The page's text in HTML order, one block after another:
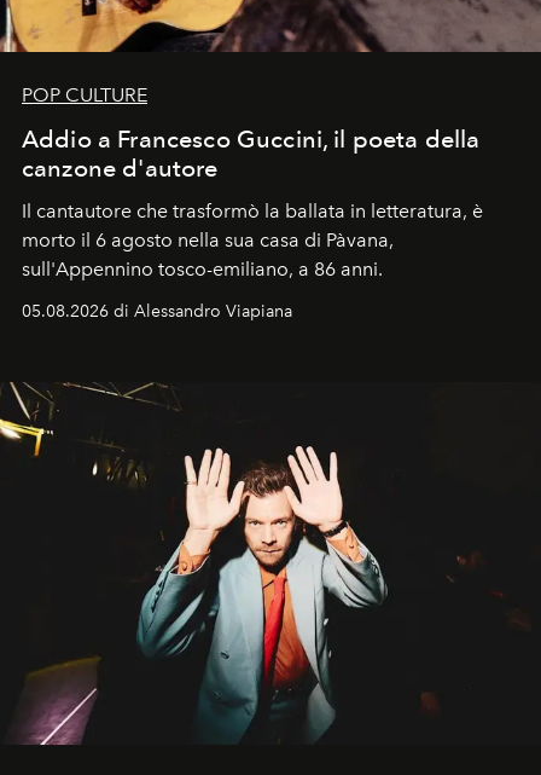
POP CULTURE
Addio a Francesco Guccini, il poeta della
canzone d'autore
Il cantautore che trasformò la ballata in letteratura, è
morto il 6 agosto nella sua casa di Pàvana,
sull'Appennino tosco-emiliano, a 86 anni.
05.08.2026 di Alessandro Viapiana